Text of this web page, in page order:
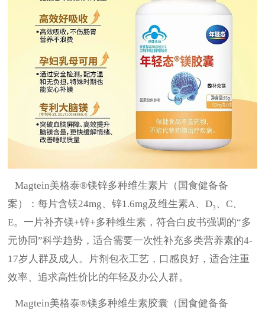
Magtein美格泰®镁锌多种维生素片（国食健备备
案）
：每片含镁24mg、锌1.6mg及维生素A、D₃、C、
E。一片补齐镁+锌+多种维生素，符合白皮书强调的“多
元协同”科学趋势，适合需要一次性补充多类营养素的4-
17岁人群及成人。片剂包衣工艺，口感良好，适合注重
效率、追求高性价比的年轻及办公人群。
Magtein美格泰®镁多种维生素胶囊（国食健备备